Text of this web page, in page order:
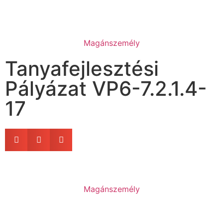
Magánszemély
Tanyafejlesztési
Pályázat VP6-7.2.1.4-
17
Magánszemély